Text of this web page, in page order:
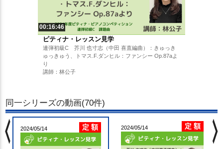
00:16:46
ピティナ・レッスン見学
連弾初級C 芥川 也寸志（中田 喜直編曲）：きゅっき
ゅっきゅう、トマス.F.ダンヒル：ファンシー Op.87aよ
り
講師：林公子
同一シリーズの動画(70件)
2024/05/14 定 額 2024/05/14 定 額
chevron_left chevron_right